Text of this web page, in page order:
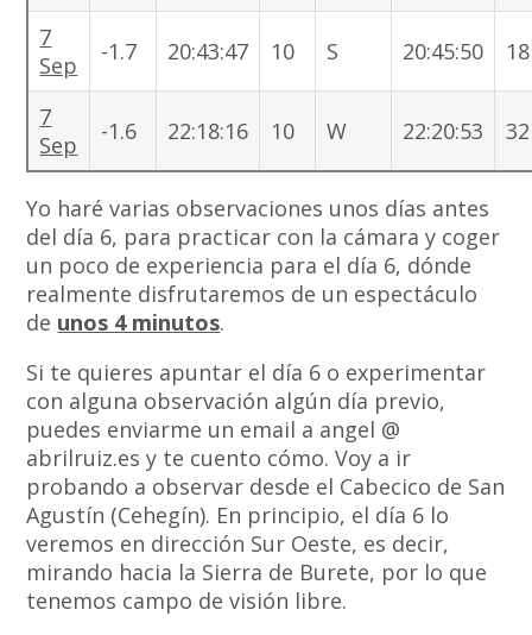
7
Sep
-1.7 20:43:47 10 S 20:45:50 18
7
Sep
-1.6 22:18:16 10 W 22:20:53 32
Yo haré varias observaciones unos días antes
del día 6, para practicar con la cámara y coger
un poco de experiencia para el día 6, dónde
realmente disfrutaremos de un espectáculo
de unos 4 minutos.
Si te quieres apuntar el día 6 o experimentar
con alguna observación algún día previo,
puedes enviarme un email a angel @
abrilruiz.es y te cuento cómo. Voy a ir
probando a observar desde el Cabecico de San
Agustín (Cehegín). En principio, el día 6 lo
veremos en dirección Sur Oeste, es decir,
mirando hacia la Sierra de Burete, por lo que
tenemos campo de visión libre.